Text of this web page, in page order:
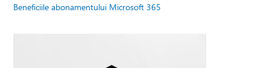
Beneficiile abonamentului Microsoft 365